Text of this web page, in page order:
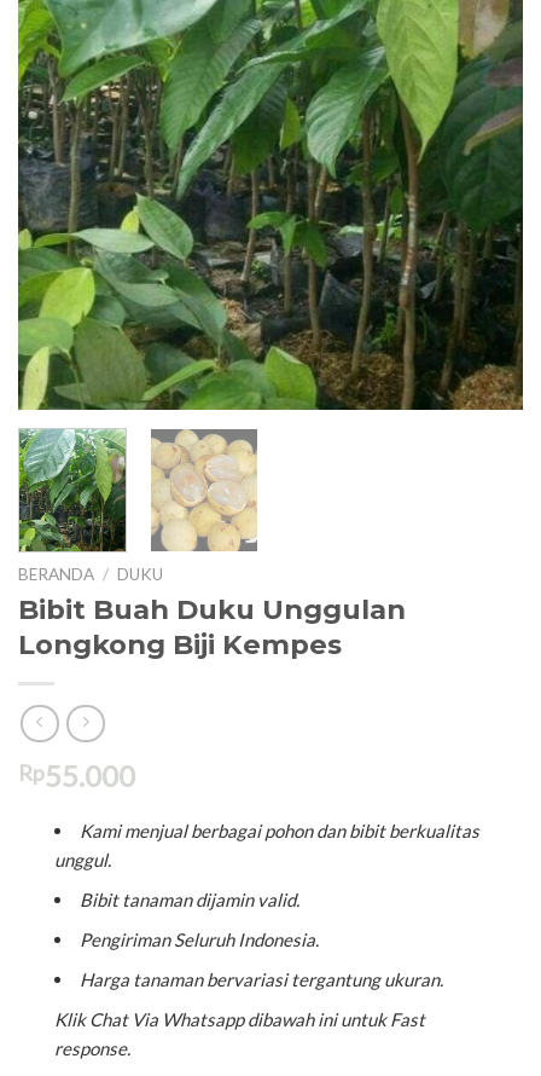
BERANDA / DUKU
Bibit Buah Duku Unggulan
Longkong Biji Kempes
Rp55.000
Kami menjual berbagai pohon dan bibit berkualitas
unggul.
Bibit tanaman dijamin valid.
Pengiriman Seluruh Indonesia.
Harga tanaman bervariasi tergantung ukuran.
Klik Chat Via Whatsapp dibawah ini untuk Fast
response.